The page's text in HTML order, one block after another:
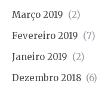
Março 2019 (2)
Fevereiro 2019 (7)
Janeiro 2019 (2)
Dezembro 2018 (6)